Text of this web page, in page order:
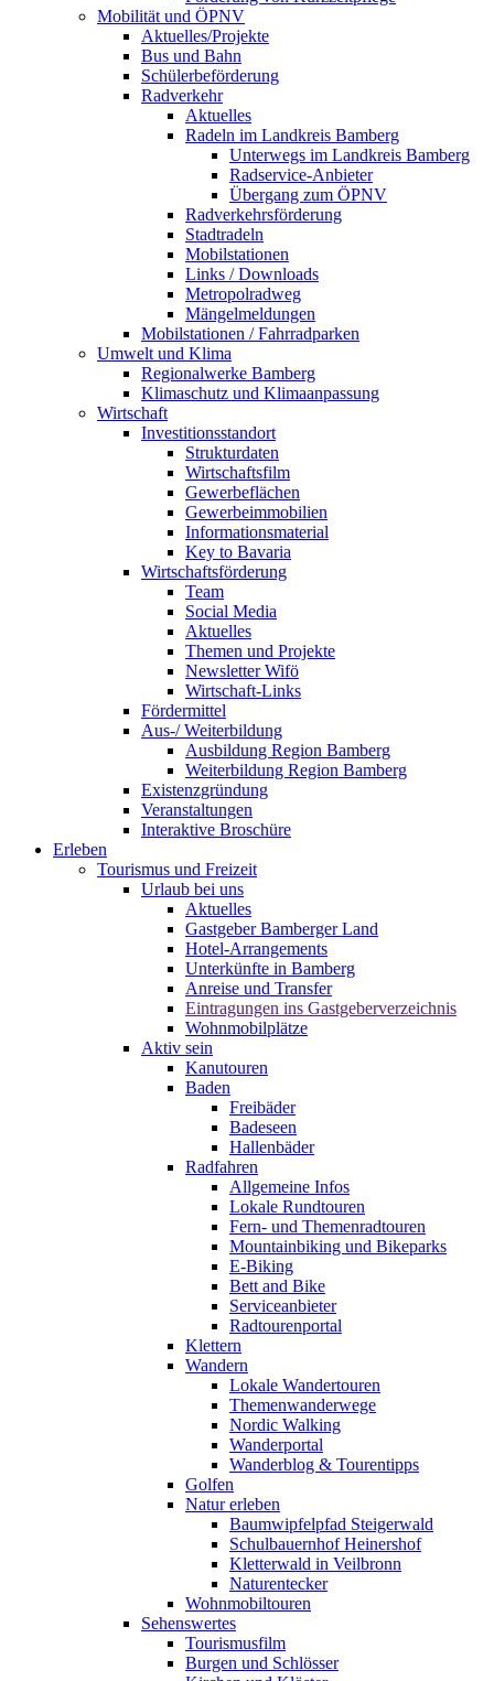
Mobilität und ÖPNV
Aktuelles/Projekte
Bus und Bahn
Schülerbeförderung
Radverkehr
Aktuelles
Radeln im Landkreis Bamberg
Unterwegs im Landkreis Bamberg
Radservice-Anbieter
Übergang zum ÖPNV
Radverkehrsförderung
Stadtradeln
Mobilstationen
Links / Downloads
Metropolradweg
Mängelmeldungen
Mobilstationen / Fahrradparken
Umwelt und Klima
Regionalwerke Bamberg
Klimaschutz und Klimaanpassung
Wirtschaft
Investitionsstandort
Strukturdaten
Wirtschaftsfilm
Gewerbeflächen
Gewerbeimmobilien
Informationsmaterial
Key to Bavaria
Wirtschaftsförderung
Team
Social Media
Aktuelles
Themen und Projekte
Newsletter Wifö
Wirtschaft-Links
Fördermittel
Aus-/ Weiterbildung
Ausbildung Region Bamberg
Weiterbildung Region Bamberg
Existenzgründung
Veranstaltungen
Interaktive Broschüre
Erleben
Tourismus und Freizeit
Urlaub bei uns
Aktuelles
Gastgeber Bamberger Land
Hotel-Arrangements
Unterkünfte in Bamberg
Anreise und Transfer
Eintragungen ins Gastgeberverzeichnis
Wohnmobilplätze
Aktiv sein
Kanutouren
Baden
Freibäder
Badeseen
Hallenbäder
Radfahren
Allgemeine Infos
Lokale Rundtouren
Fern- und Themenradtouren
Mountainbiking und Bikeparks
E-Biking
Bett and Bike
Serviceanbieter
Radtourenportal
Klettern
Wandern
Lokale Wandertouren
Themenwanderwege
Nordic Walking
Wanderportal
Wanderblog & Tourentipps
Golfen
Natur erleben
Baumwipfelpfad Steigerwald
Schulbauernhof Heinershof
Kletterwald in Veilbronn
Naturentecker
Wohnmobiltouren
Sehenswertes
Tourismusfilm
Burgen und Schlösser